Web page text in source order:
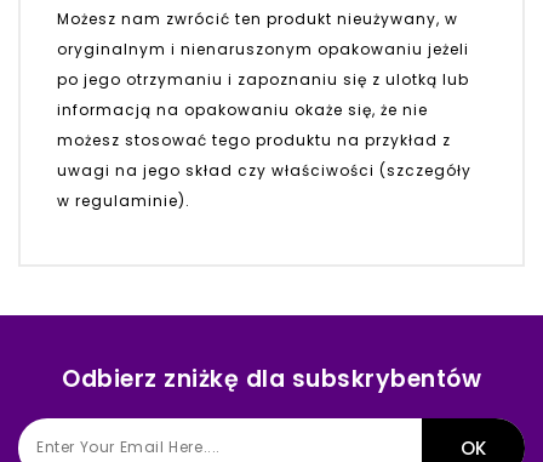
Możesz nam zwrócić ten produkt nieużywany, w
oryginalnym i nienaruszonym opakowaniu jeżeli
po jego otrzymaniu i zapoznaniu się z ulotką lub
informacją na opakowaniu okaże się, że nie
możesz stosować tego produktu na przykład z
uwagi na jego skład czy właściwości (szczegóły
w regulaminie).
Odbierz zniżkę dla subskrybentów